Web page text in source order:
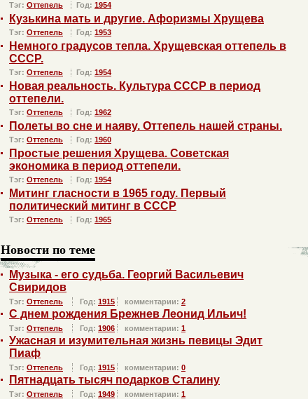
Тэг: Оттепель Год: 1954
Кузькина мать и другие. Афоризмы Хрущева
Тэг: Оттепель Год: 1953
Немного градусов тепла. Хрущевская оттепель в
СССР.
Тэг: Оттепель Год: 1954
Новая реальность. Культура СССР в период
оттепели.
Тэг: Оттепель Год: 1962
Полеты во сне и наяву. Оттепель нашей страны.
Тэг: Оттепель Год: 1960
Простые решения Хрущева. Советская
экономика в период оттепели.
Тэг: Оттепель Год: 1954
Митинг гласности в 1965 году. Первый
политический митинг в СССР
Тэг: Оттепель Год: 1965
Новости по теме
Музыка - его судьба. Георгий Васильевич
Свиридов
Тэг: Оттепель Год: 1915 комментарии: 2
С днем рождения Брежнев Леонид Ильич!
Тэг: Оттепель Год: 1906 комментарии: 1
Ужасная и изумительная жизнь певицы Эдит
Пиаф
Тэг: Оттепель Год: 1915 комментарии: 0
Пятнадцать тысяч подарков Сталину
Тэг: Оттепель Год: 1949 комментарии: 1